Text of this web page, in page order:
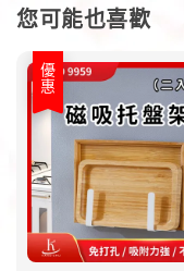
您可能也喜歡
優惠